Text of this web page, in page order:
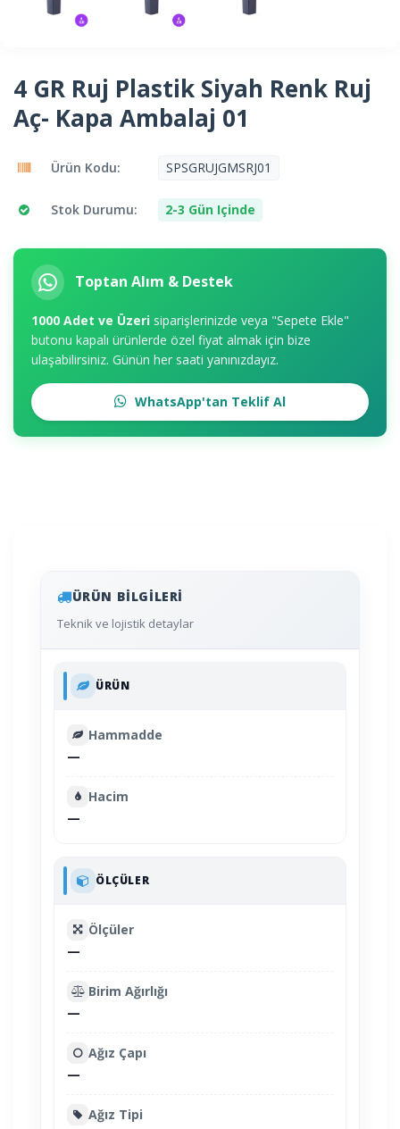
4 GR Ruj Plastik Siyah Renk Ruj
Aç- Kapa Ambalaj 01
Ürün Kodu: SPSGRUJGMSRJ01
Stok Durumu: 2-3 Gün Içinde
Toptan Alım & Destek
1000 Adet ve Üzeri siparişlerinizde veya "Sepete Ekle"
butonu kapalı ürünlerde özel fiyat almak için bize
ulaşabilirsiniz. Günün her saati yanınızdayız.
WhatsApp'tan Teklif Al
ÜRÜN BILGILERI
Teknik ve lojistik detaylar
ÜRÜN
Hammadde
—
Hacim
—
ÖLÇÜLER
Ölçüler
—
Birim Ağırlığı
—
Ağız Çapı
—
Ağız Tipi